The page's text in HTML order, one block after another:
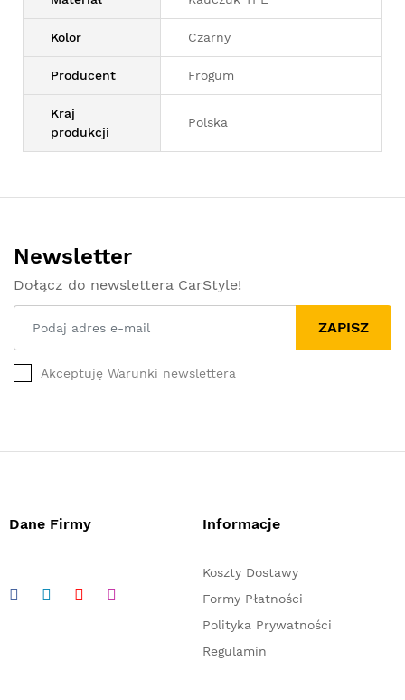
Kolor Czarny
Producent Frogum
Kraj
produkcji
Polska
Newsletter
Dołącz do newslettera CarStyle!
ZAPISZ
Akceptuję Warunki newslettera
Dane Firmy Informacje
Koszty Dostawy
Formy Płatności
Polityka Prywatności
Regulamin